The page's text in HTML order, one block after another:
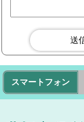
スマートフォン